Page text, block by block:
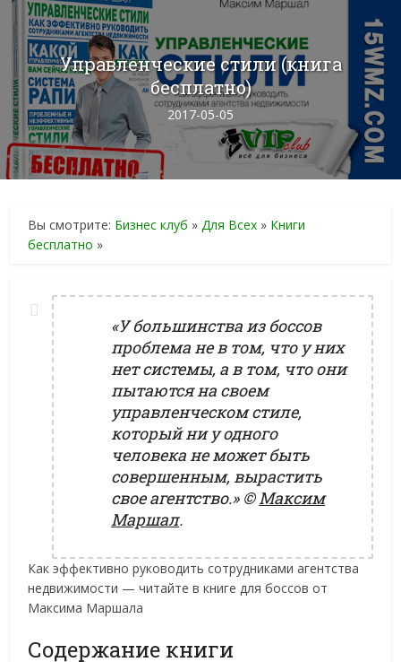
Управленческие стили (книга
бесплатно)
2017-05-05
Вы смотрите: Бизнес клуб »Для Всех » Книги
бесплатно »
«У большинства из боссов
проблема не в том, что у них
нет системы, а в том, что они
пытаются на своем
управленческом стиле,
который ни у одного
человека не может быть
совершенным, вырастить
свое агентство.»©Максим
Маршал.
Как эффективно руководить сотрудниками агентства
недвижимости — читайте в книге для боссов от
Максима Маршала
Содержание книги